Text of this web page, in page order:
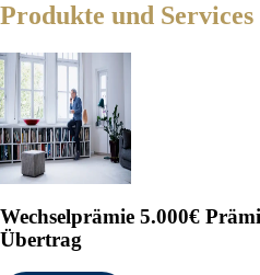
Produkte und Services
Wechselprämie 5.000€
Übertrag